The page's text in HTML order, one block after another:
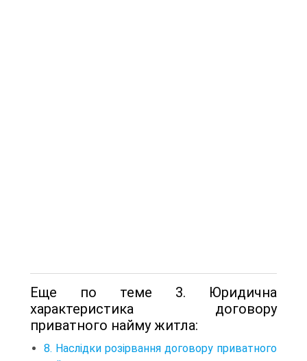
Еще по теме 3. Юридична
характеристика договору
приватного найму житла:
8. Наслідки розірвання договору приватного